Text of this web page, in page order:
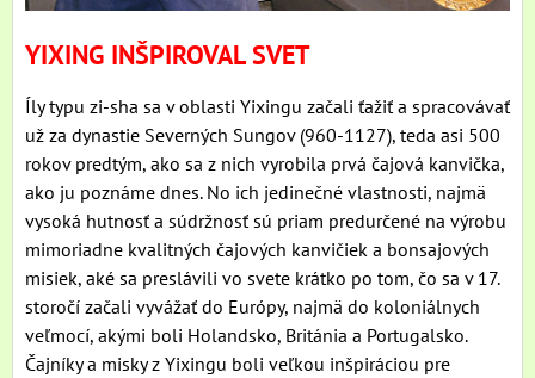
YIXING INŠPIROVAL SVET
Íly typu zi-sha sa v oblasti Yixingu začali ťažiť a spracovávať
už za dynastie Severných Sungov (960-1127), teda asi 500
rokov predtým, ako sa z nich vyrobila prvá čajová kanvička,
ako ju poznáme dnes. No ich jedinečné vlastnosti, najmä
vysoká hutnosť a súdržnosť sú priam predurčené na výrobu
mimoriadne kvalitných čajových kanvičiek a bonsajových
misiek, aké sa preslávili vo svete krátko po tom, čo sa v 17.
storočí začali vyvážať do Európy, najmä do koloniálnych
veľmocí, akými boli Holandsko, Británia a Portugalsko.
Čajníky a misky z Yixingu boli veľkou inšpiráciou pre